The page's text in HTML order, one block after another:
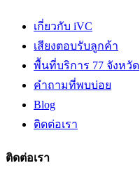
เกี่ยวกับ iVC
เสียงตอบรับลูกค้า
พื้นที่บริการ 77 จังหวัด
คำถามที่พบบ่อย
Blog
ติดต่อเรา
ติดต่อเรา